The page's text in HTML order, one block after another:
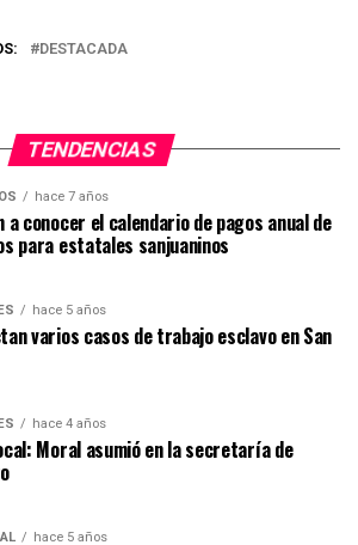
DESTACADA
TENDENCIAS
hace 7 años
a conocer el calendario de pagos anual de
para estatales sanjuaninos
hace 5 años
varios casos de trabajo esclavo en San
hace 4 años
Moral asumió en la secretaría de
hace 5 años